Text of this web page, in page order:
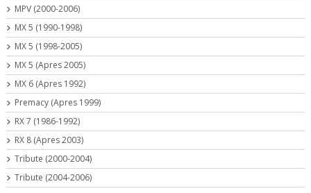
MPV (2000-2006)
MX 5 (1990-1998)
MX 5 (1998-2005)
MX 5 (Apres 2005)
MX 6 (Apres 1992)
Premacy (Apres 1999)
RX 7 (1986-1992)
RX 8 (Apres 2003)
Tribute (2000-2004)
Tribute (2004-2006)